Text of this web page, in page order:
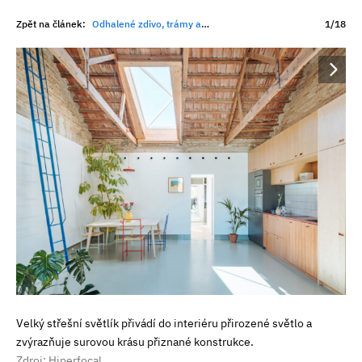
Zpět na článek: Odhalené zdivo, trámy a minimum úprav. Přesto tenhle interiér působí útulněji než mnohé novostavby 1/18
Velký střešní světlík přivádí do interiéru přirozené světlo a
zvýrazňuje surovou krásu přiznané konstrukce.